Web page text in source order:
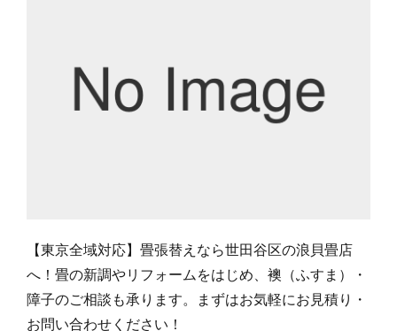
【東京全域対応】畳張替えなら世田谷区の浪貝畳店
へ！畳の新調やリフォームをはじめ、襖（ふすま）・
障子のご相談も承ります。まずはお気軽にお見積り・
お問い合わせください！